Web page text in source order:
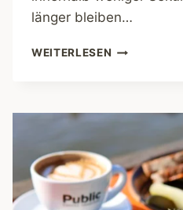
länger bleiben…
WEITERLESEN MALINA
FRÜHSTÜCK
VINTAGE-
CHARME